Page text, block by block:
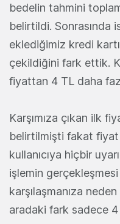
bedelin tahmini
belirtildi. Sonrasında
eklediğimiz kredi
çekildiğini fark ettik.
fiyattan 4 TL daha
Karşımıza çıkan ilk
belirtilmişti fakat
kullanıcıya hiçbir
işlemin
karşılaşmanıza
aradaki fark sadece